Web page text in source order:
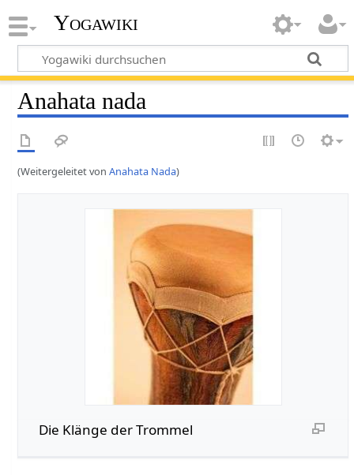
Yogawiki
Anahata nada
(Weitergeleitet vonAnahata Nada)
Die Klänge der Trommel